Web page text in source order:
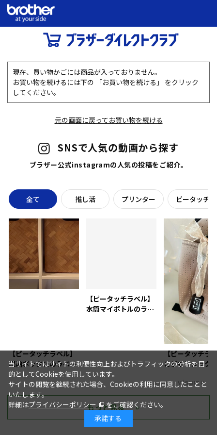
現在、買い物かごには商品が入っておりません。
お買い物を続けるには下の 「お買い物を続ける」 をクリック
してください。
元の画面に戻ってお買い物を続ける
SNSで人気の動画から探す
ブラザー公式instagramの人気の投稿をご紹介。
全て 推し活 プリンター ピータッチ
【ピータッチラベル】
収納ボックスのラベリ
ングにおすすめ
【ピータッチラベル】
水筒マイボトルのラベ
【ピータッチラ
こどもリュック
powered by
もっと見る
当サイトではサイトの利便性向上およびトラフィックの分析を目
的としてCookieを使用しています。
サイトの閲覧を継続された場合、Cookieの利用に同意したことと
いたします。
詳細はプライバシーポリシー
をご確認ください。
承諾する